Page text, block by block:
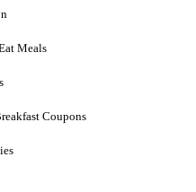
Meals
Coupons